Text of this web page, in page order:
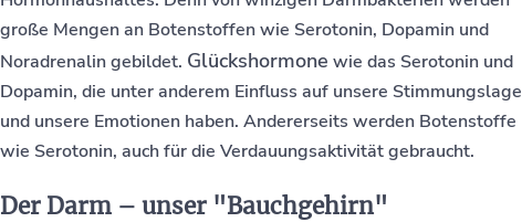
große Mengen an Botenstoffen wie Serotonin, Dopamin und
Noradrenalin gebildet. Glückshormone wie das Serotonin und
Dopamin, die unter anderem Einfluss auf unsere Stimmungslage
und unsere Emotionen haben. Andererseits werden Botenstoffe
wie Serotonin, auch für die Verdauungsaktivität gebraucht.
Der Darm – unser "Bauchgehirn"